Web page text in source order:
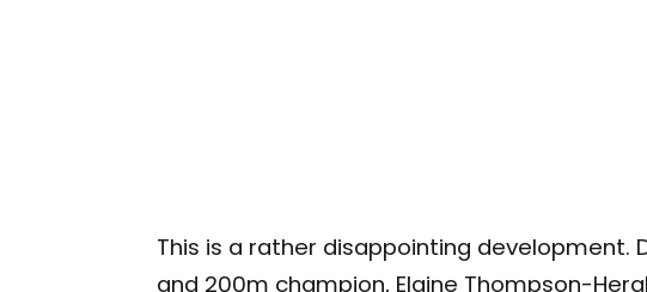
This is a rather disappointing development.
and 200m champion, Elaine Thompson-